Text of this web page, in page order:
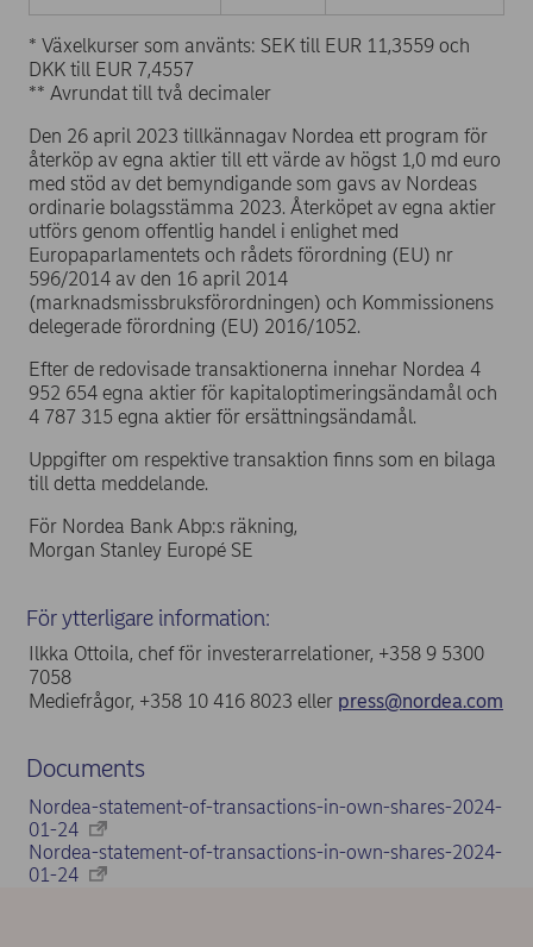
* Växelkurser som använts: SEK till EUR 11,3559 och
DKK till EUR 7,4557
** Avrundat till två decimaler
Den 26 april 2023 tillkännagav Nordea ett program för
återköp av egna aktier till ett värde av högst 1,0 md euro
med stöd av det bemyndigande som gavs av Nordeas
ordinarie bolagsstämma 2023. Återköpet av egna aktier
utförs genom offentlig handel i enlighet med
Europaparlamentets och rådets förordning (EU) nr
596/2014 av den 16 april 2014
(marknadsmissbruksförordningen) och Kommissionens
delegerade förordning (EU) 2016/1052.
Efter de redovisade transaktionerna innehar Nordea 4
952 654 egna aktier för kapitaloptimeringsändamål och
4 787 315 egna aktier för ersättningsändamål.
Uppgifter om respektive transaktion finns som en bilaga
till detta meddelande.
För Nordea Bank Abp:s räkning,
Morgan Stanley Europé SE
För ytterligare information:
Ilkka Ottoila, chef för investerarrelationer, +358 9 5300
7058
Mediefrågor, +358 10 416 8023 eller press@nordea.com
Documents
Nordea-statement-of-transactions-in-own-shares-2024-
01-24
Nordea-statement-of-transactions-in-own-shares-2024-
01-24